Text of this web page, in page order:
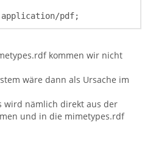
application/pdf;
kommen wir nicht
wäre dann als Ursache im
wird nämlich direkt aus der
und in die mimetypes.rdf